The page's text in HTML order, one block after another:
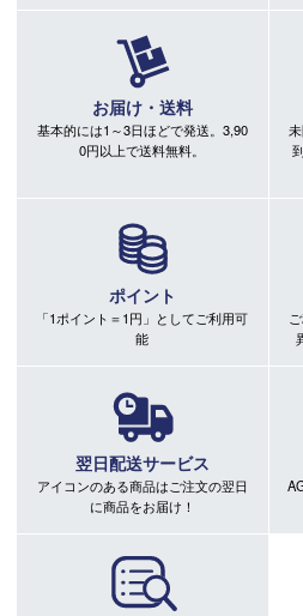
お届け・送料
基本的には1～3日ほどで発送。3,90
0円以上で送料無料。
ポイント
「1ポイント＝1円」としてご利用可
能
翌日配送サービス
アイコンのある商品はご注文の翌日
に商品をお届け！